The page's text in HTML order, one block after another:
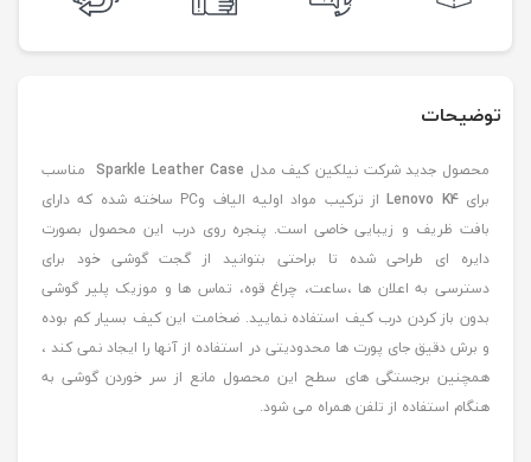
توضیحات
محصول جدید شرکت نیلکین کیف مدل Sparkle Leather Caseمناسب
برایLenovo K4
از ترکیب مواد اولیه الیاف وPC ساخته شده که دارای
بافت ظریف و زیبایی خاصی است. پنجره روی درب این محصول بصورت
دایره ای طراحی شده تا براحتی بتوانید از گجت گوشی خود برای
دسترسی به اعلان ها ،ساعت، چراغ قوه، تماس ها و موزیک پلیر گوشی
بدون باز کردن درب کیف استفاده نمایید. ضخامت این کیف بسیار کم بوده
و برش دقیق جای پورت ها محدودیتی در استفاده از آنها را ایجاد نمی کند ،
همچنین برجستگی های سطح این محصول مانع از سر خوردن گوشی به
هنگام استفاده از تلفن همراه می شود.